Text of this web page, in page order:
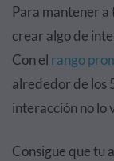
Para mantener a
crear algo de
Con el rango
alrededor de los
interacción no lo
Consigue que tu